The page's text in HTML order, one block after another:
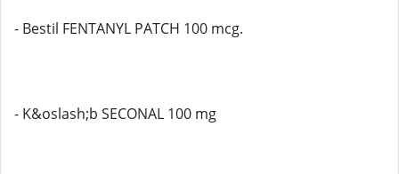
- Bestil FENTANYL PATCH 100 mcg.
- K&oslash;b SECONAL 100 mg